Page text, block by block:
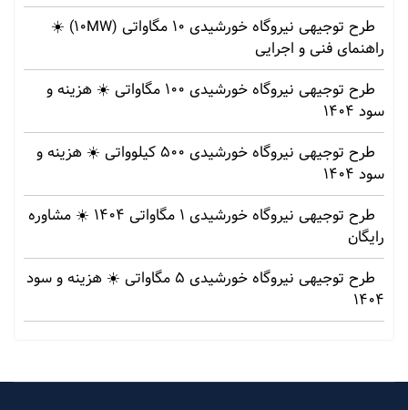
طرح توجیهی نیروگاه خورشیدی 10 مگاواتی (10MW) ☀️
راهنمای فنی و اجرایی
طرح توجیهی نیروگاه خورشیدی 100 مگاواتی ☀️ هزینه‌ و
سود 1404
طرح توجیهی نیروگاه خورشیدی 500 کیلوواتی ☀️ هزینه‌ و
سود 1404
طرح توجیهی نیروگاه خورشیدی 1 مگاواتی 1404 ☀️ مشاوره
رایگان
طرح توجیهی نیروگاه خورشیدی 5 مگاواتی ☀️ هزینه‌ و سود
1404